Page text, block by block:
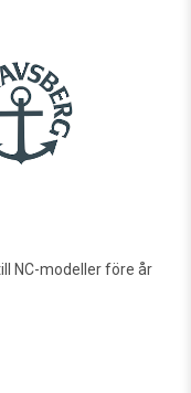
NC-modeller före år